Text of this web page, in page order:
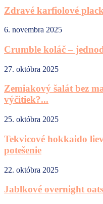
Zdravé karfiolové
6. novembra 2025
Crumble koláč –
27. októbra 2025
Zemiakový šalát bez
výčitiek?...
25. októbra 2025
Tekvicové hokkaido
potešenie
22. októbra 2025
Jablkové overnight